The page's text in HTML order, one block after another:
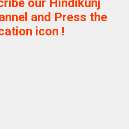
our Hindikunj
and Press the
icon !